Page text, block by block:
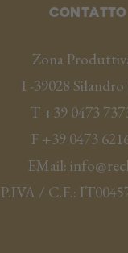
Contatto
Zona
I -39028 Silandro
T +39 0473
F +39 0473
EMail:
P.IVA / C.F.: